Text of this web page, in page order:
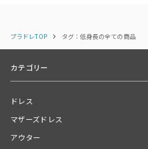
プラドレTOP タグ：低身長の全ての商品
カテゴリー
ドレス
マザーズドレス
アウター